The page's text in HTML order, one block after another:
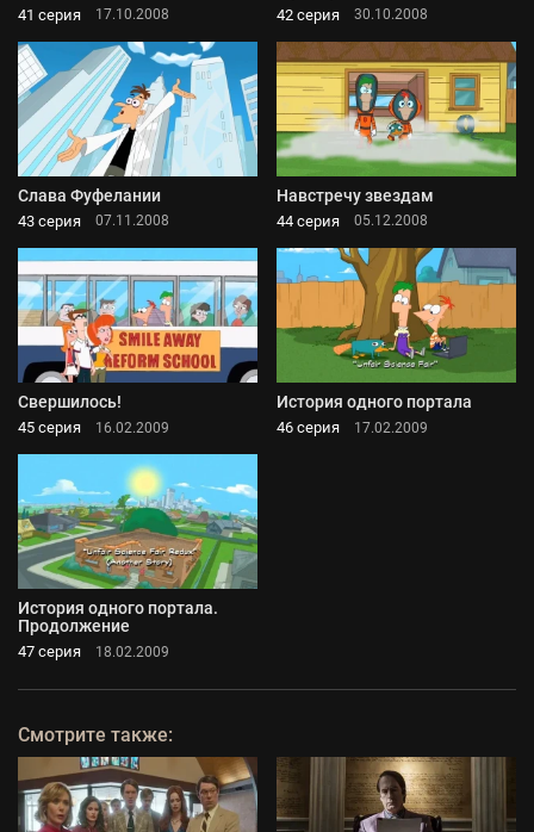
41 серия 17.10.2008 42 серия 30.10.2008
Слава Фуфелании
43 серия 07.11.2008
Навстречу звездам
44 серия 05.12.2008
Свершилось!
45 серия 16.02.2009
История одного портала
46 серия 17.02.2009
История одного портала.
Продолжение
47 серия 18.02.2009
Смотрите также: